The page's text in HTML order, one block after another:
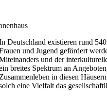
Deutschland existieren rund 540
und Jugend gefördert
und der
breites Spektrum an
Zusammenleben in diesen
eine Vielfalt das